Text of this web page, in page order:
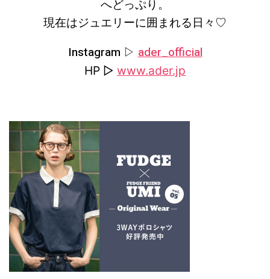
へどっぷり。
現在はジュエリーに囲まれる日々♡
Instagram ▷ader_official
HP ▷ www.ader.jp